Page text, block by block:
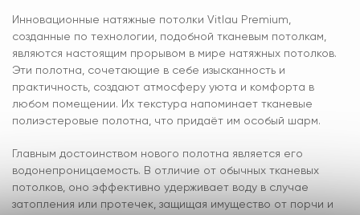
Инновационные натяжные потолки Vitlau Premium,
созданные по технологии, подобной тканевым потолкам,
являются настоящим прорывом в мире натяжных потолков.
Эти полотна, сочетающие в себе изысканность и
практичность, создают атмосферу уюта и комфорта в
любом помещении. Их текстура напоминает тканевые
полиэстеровые полотна, что придаёт им особый шарм.
Главным достоинством нового полотна является его
водонепроницаемость. В отличие от обычных тканевых
потолков, оно эффективно удерживает воду в случае
затопления или протечек, защищая имущество от порчи и